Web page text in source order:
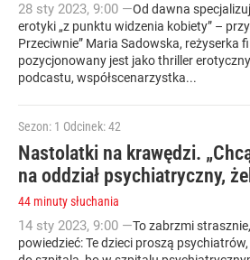
28 sty 2023, 9:00 —Od dawna
erotyki „z punktu widzenia kobiety” –
Przeciwnie” Maria Sadowska, reżyserka
pozycjonowany jest jako thriller
podcastu, współscenarzystka...
Sezon: 1 Odcinek: 42
Nastolatki na krawędzi.
na oddział psychiatryczny,
44 minuty słuchania
14 sty 2023, 9:00 —To zabrzmi
powiedzieć: Te dzieci proszą